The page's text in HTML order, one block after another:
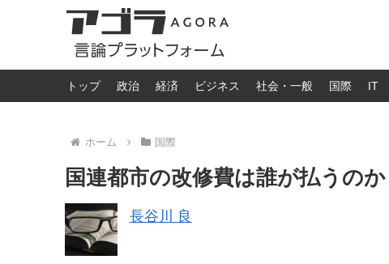
トップ 政治 経済 ビジネス 社会・一般 国際 IT
ホーム 国際
国連都市の改修費は誰が払うの
長谷川 良